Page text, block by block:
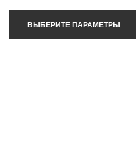
ВЫБЕРИТЕ ПАРАМЕТРЫ